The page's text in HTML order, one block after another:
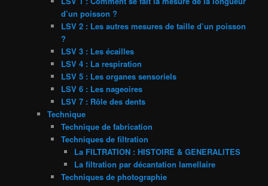
d’un poisson ?
LSV 2 : Les autres mesures de taille d’un poisson
?
LSV 3 : Les écailles
LSV 4 : La respiration
LSV 5 : Les organes sensoriels
LSV 6 : Les nageoires
LSV 7 : Rôle des dents
Technique
Technique de fabrication
Techniques de filtration
La FILTRATION : HISTOIRE & GENERALITES
La filtration par décantation lamellaire
Techniques de photographie